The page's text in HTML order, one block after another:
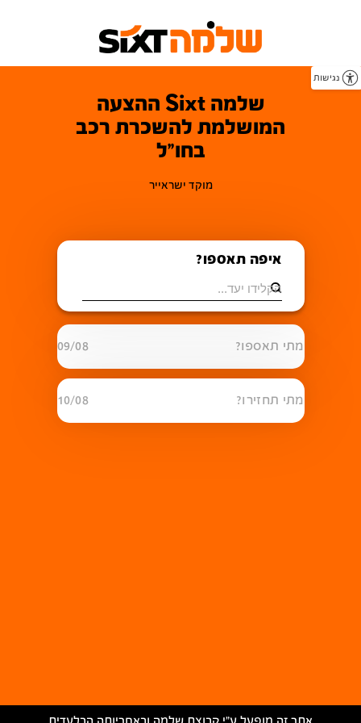
נגישות
שלמה Sixt ההצעה
המושלמת להשכרת רכב
בחו"ל
מוקד ישראייר
איפה תאספו?
מתי תאספו? 09/08
מתי תחזירו? 10/08